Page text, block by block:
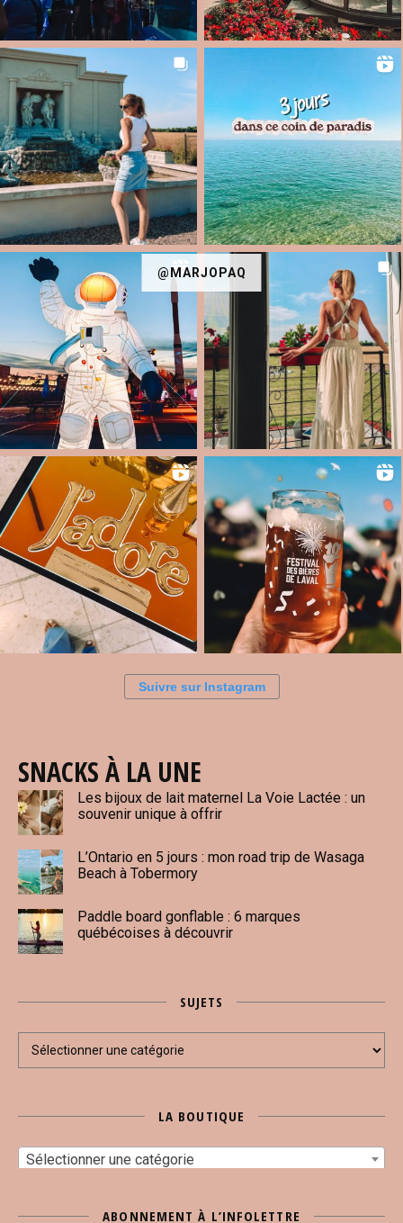
@MARJOPAQ
Suivre sur Instagram
SNACKS À LA UNE
Les bijoux de lait maternel La Voie Lactée : un
souvenir unique à offrir
L’Ontario en 5 jours : mon road trip de Wasaga
Beach à Tobermory
Paddle board gonflable : 6 marques
québécoises à découvrir
SUJETS
Sujets
LA BOUTIQUE
Sélectionner une catégorie
ABONNEMENT À L’INFOLETTRE